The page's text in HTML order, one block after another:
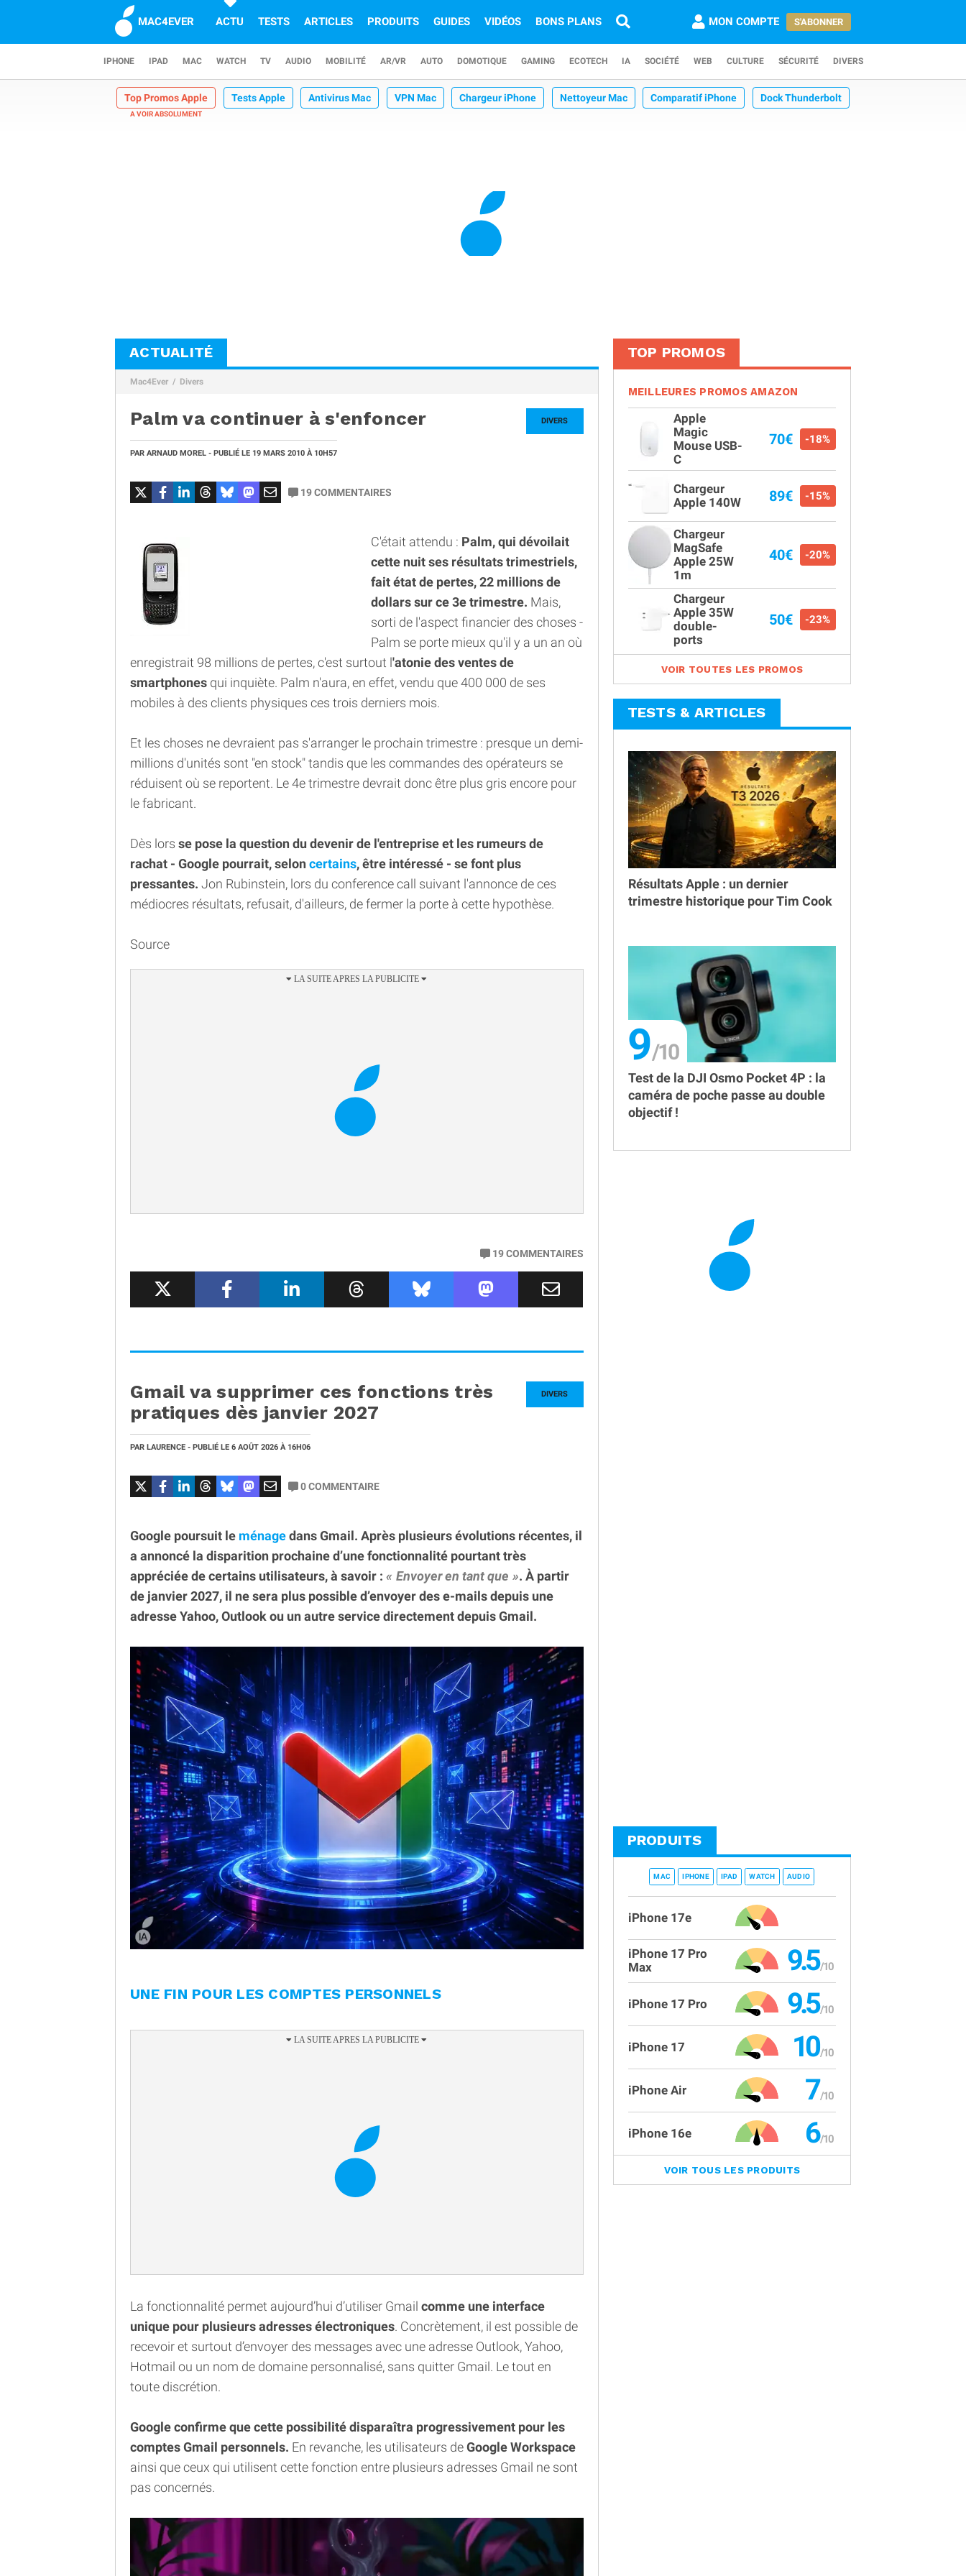
MAC4EVER ACTU TESTS ARTICLES PRODUITS GUIDES VIDÉOS BONS PLANS MON COMPTE S'ABONNER
IPHONE IPAD MAC WATCH TV AUDIO MOBILITÉ AR/VR AUTO DOMOTIQUE GAMING ECOTECH IA SOCIÉTÉ WEB CULTURE SÉCURITÉ DIVERS
Top Promos Apple Tests Apple Antivirus Mac VPN Mac Chargeur iPhone Nettoyeur Mac Comparatif iPhone Dock Thunderbolt
ACTUALITÉ
Mac4Ever Divers
DIVERS
Palm va continuer à s'enfoncer
PAR ARNAUD MOREL - PUBLIÉ LE 19 MARS 2010 À 10H57
19COMMENTAIRES
C'était attendu : Palm, qui dévoilait
cette nuit ses résultats trimestriels,
fait état de pertes, 22 millions de
dollars sur ce 3e trimestre. Mais,
sorti de l'aspect financier des choses -
Palm se porte mieux qu'il y a un an où
enregistrait 98 millions de pertes, c'est surtout l'atonie des ventes de
smartphones qui inquiète. Palm n'aura, en effet, vendu que 400 000 de ses
mobiles à des clients physiques ces trois derniers mois.
Et les choses ne devraient pas s'arranger le prochain trimestre : presque un demi-
millions d'unités sont "en stock" tandis que les commandes des opérateurs se
réduisent où se reportent. Le 4e trimestre devrait donc être plus gris encore pour
le fabricant.
Dès lors se pose la question du devenir de l'entreprise et les rumeurs de
rachat - Google pourrait, selon certains, être intéressé - se font plus
pressantes. Jon Rubinstein, lors du conference call suivant l'annonce de ces
médiocres résultats, refusait, d'ailleurs, de fermer la porte à cette hypothèse.
Source
19COMMENTAIRES
DIVERS
Gmail va supprimer ces fonctions très
pratiques dès janvier 2027
PAR LAURENCE - PUBLIÉ LE 6 AOÛT 2026 À 16H06
0COMMENTAIRE
Google poursuit le ménagedans Gmail. Après plusieurs évolutions récentes, il
a annoncé la disparition prochaine d’une fonctionnalité pourtant très
appréciée de certains utilisateurs, à savoir :
Envoyer en tant que
. À partir
de janvier 2027, il ne sera plus possible d’envoyer des e-mails depuis une
adresse Yahoo, Outlook ou un autre service directement depuis Gmail.
UNE FIN POUR LES COMPTES PERSONNELS
La fonctionnalité permet aujourd’hui d’utiliser Gmail comme une interface
unique pour plusieurs adresses électroniques. Concrètement, il est possible de
recevoir et surtout d’envoyer des messages avec une adresse Outlook, Yahoo,
Hotmail ou un nom de domaine personnalisé, sans quitter Gmail. Le tout en
toute discrétion.
Google confirme que cette possibilité disparaîtra progressivement pour les
comptes Gmail personnels. En revanche, les utilisateurs deGoogle Workspace
ainsi que ceux qui utilisent cette fonction entre plusieurs adresses Gmail ne sont
pas concernés.
TOP PROMOS
MEILLEURES PROMOS AMAZON
Apple
Magic
Mouse USB-
C
70€ -18%
Chargeur
Apple 140W
89€ -15%
Chargeur
MagSafe
Apple 25W
1m
40€ -20%
Chargeur
Apple 35W
double-
ports
50€ -23%
VOIR TOUTES LES PROMOS
TESTS & ARTICLES
Résultats Apple : un dernier
trimestre historique pour Tim Cook
9
Test de la DJI Osmo Pocket 4P : la
caméra de poche passe au double
objectif !
PRODUITS
MAC IPHONE IPAD WATCH AUDIO
iPhone 17e
iPhone 17 Pro
Max
9.5
iPhone 17 Pro 9.5
iPhone 17 10
iPhone Air 7
iPhone 16e 6
VOIR TOUS LES PRODUITS